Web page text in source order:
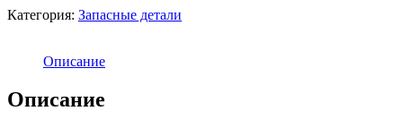
STIGA
райдера
Категория: Запасные детали
Описание
Описание